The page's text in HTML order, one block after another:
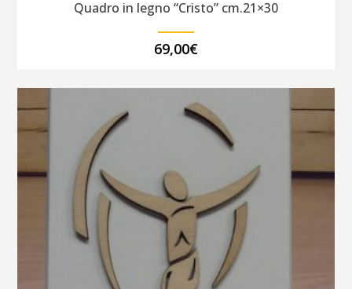
Quadro in legno “Cristo” cm.21×30
69,00€